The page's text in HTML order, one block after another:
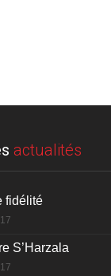
actualités
fidélité
S’Harzala